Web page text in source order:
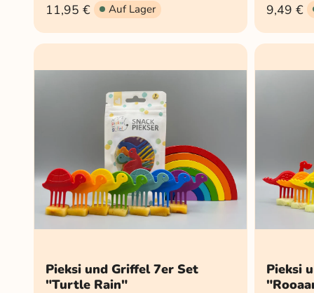
11,95 € Auf Lager 9,49 €
Pieksi und Griffel 7er Set
"Turtle Rain"
Pieksi